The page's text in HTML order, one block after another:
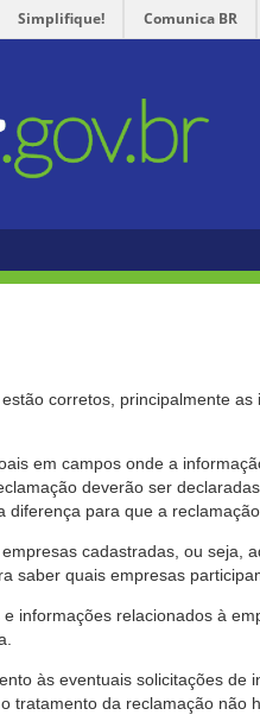
Simplifique! Comunica BR
corretos, principalmente
em campos onde a
deverão ser
para que a
cadastradas, ou
saber quais empresas
informações relacionados à
às eventuais solicitações
tratamento da reclamação